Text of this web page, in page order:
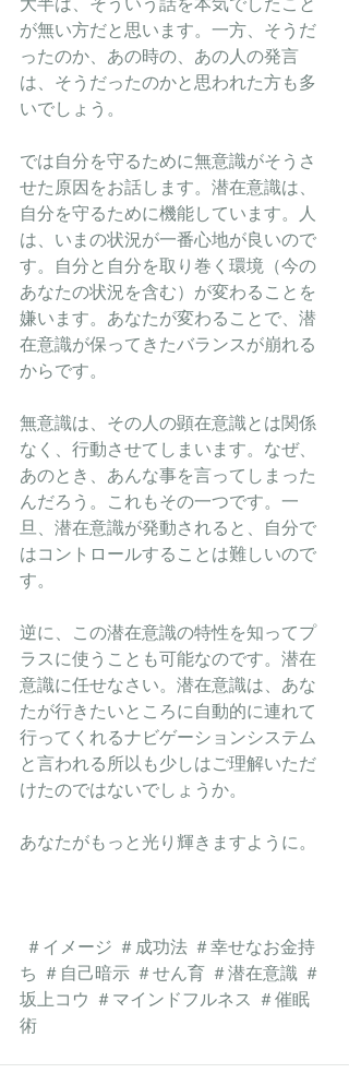
が無い方だと思います。一方、そうだ
ったのか、あの時の、あの人の発言
は、そうだったのかと思われた方も多
いでしょう。
では自分を守るために無意識がそうさ
せた原因をお話します。潜在意識は、
自分を守るために機能しています。人
は、いまの状況が一番心地が良いので
す。自分と自分を取り巻く環境（今の
あなたの状況を含む）が変わることを
嫌います。あなたが変わることで、潜
在意識が保ってきたバランスが崩れる
からです。
無意識は、その人の顕在意識とは関係
なく、行動させてしまいます。なぜ、
あのとき、あんな事を言ってしまった
んだろう。これもその一つです。一
旦、潜在意識が発動されると、自分で
はコントロールすることは難しいので
す。
逆に、この潜在意識の特性を知ってプ
ラスに使うことも可能なのです。潜在
意識に任せなさい。潜在意識は、あな
たが行きたいところに自動的に連れて
行ってくれるナビゲーションシステム
と言われる所以も少しはご理解いただ
けたのではないでしょうか。
あなたがもっと光り輝きますように。
ち ＃自己暗示 ＃せん育 ＃潜在意識 ＃
坂上コウ ＃マインドフルネス ＃催眠
術